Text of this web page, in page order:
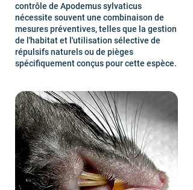
contrôle de Apodemus sylvaticus
nécessite souvent une combinaison de
mesures préventives, telles que la gestion
de l'habitat et l'utilisation sélective de
répulsifs naturels ou de pièges
spécifiquement conçus pour cette espèce.